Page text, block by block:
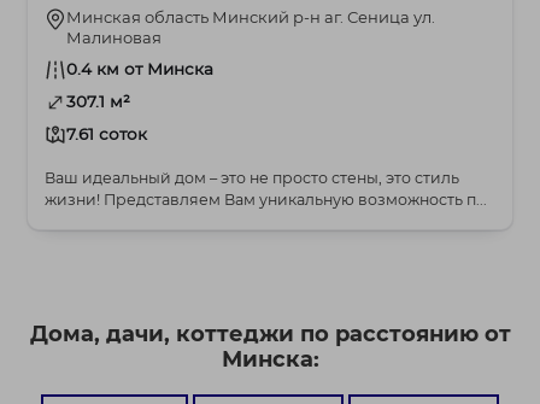
Минская область Минский р-н аг. Сеница ул.
Малиновая
0.4 км от Минска
307.1 м²
7.61 соток
Ваш идеальный дом – это не просто стены, это стиль
жизни! Представляем Вам уникальную возможность п...
Дома, дачи, коттеджи по расстоянию от
Минска: